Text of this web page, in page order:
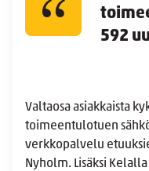
592
Valtaosa asiakkaista
toimeentulotuen
verkkopalvelu
Nyholm. Lisäksi